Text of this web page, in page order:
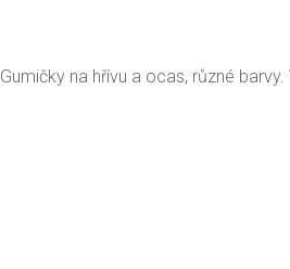
Gumičky na hřívu a ocas, různé